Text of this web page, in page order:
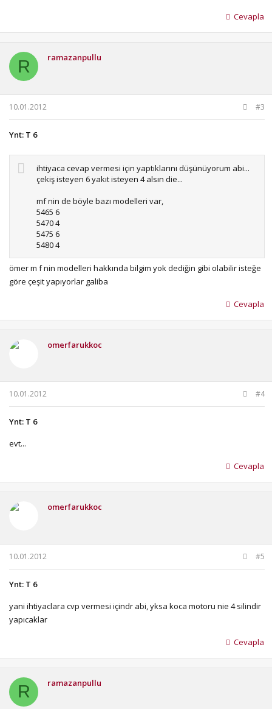
Cevapla
R ramazanpullu
10.01.2012 #3
Ynt: T 6
ihtiyaca cevap vermesi için yaptıklarını düşünüyorum abi...
çekiş isteyen 6 yakıt isteyen 4 alsın die...
mf nin de böyle bazı modelleri var,
5465 6
5470 4
5475 6
5480 4
ömer m f nin modelleri hakkında bilgim yok dediğin gibi olabilir isteğe
göre çeşit yapıyorlar galiba
Cevapla
omerfarukkoc
10.01.2012 #4
Ynt: T 6
evt...
Cevapla
omerfarukkoc
10.01.2012 #5
Ynt: T 6
yani ihtiyaclara cvp vermesi içindr abi, yksa koca motoru nie 4 silindir
yapıcaklar
Cevapla
R ramazanpullu